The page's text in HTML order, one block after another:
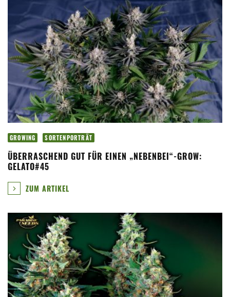
GROWING SORTENPORTRÄT
ÜBERRASCHEND GUT FÜR EINEN „NEBENBEI“-GROW:
GELATO#45
ZUM ARTIKEL